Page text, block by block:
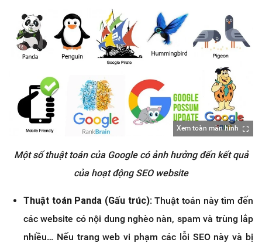
Xem toàn màn hình
Một số thuật toán của Google có ảnh hưởng đến kết quả
của hoạt động SEO website
Thuật toán Panda (Gấu trúc):Thuật toán này tìm đến
các website có nội dung nghèo nàn, spam và trùng lắp
nhiều… Nếu trang web vi phạm các lỗi SEO này và bị